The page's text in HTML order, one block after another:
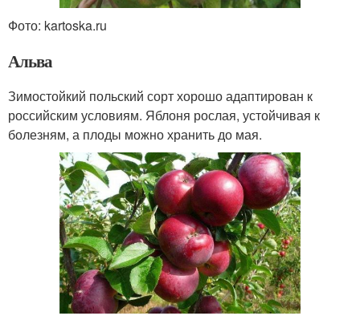
Фото: kartoska.ru
Альва
Зимостойкий польский сорт хорошо адаптирован к
российским условиям. Яблоня рослая, устойчивая к
болезням, а плоды можно хранить до мая.